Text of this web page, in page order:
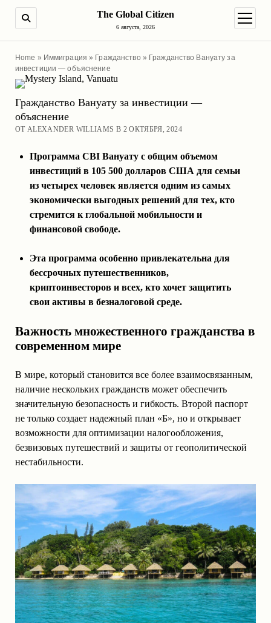
The Global Citizen
6 августа, 2026
Home » Иммиграция » Гражданство » Гражданство Вануату за
инвестиции — объяснение
Гражданство Вануату за инвестиции —
объяснение
ОТ ALEXANDER WILLIAMS В 2 ОКТЯБРЯ, 2024
Программа CBI Вануату с общим объемом
инвестиций в 105 500 долларов США для семьи
из четырех человек является одним из самых
экономически выгодных решений для тех, кто
стремится к глобальной мобильности и
финансовой свободе.
Эта программа особенно привлекательна для
бессрочных путешественников,
криптоинвесторов и всех, кто хочет защитить
свои активы в безналоговой среде.
Важность множественного гражданства в
современном мире
В мире, который становится все более взаимосвязанным,
наличие нескольких гражданств может обеспечить
значительную безопасность и гибкость. Второй паспорт
не только создает надежный план «Б», но и открывает
возможности для оптимизации налогообложения,
безвизовых путешествий и защиты от геополитической
нестабильности.